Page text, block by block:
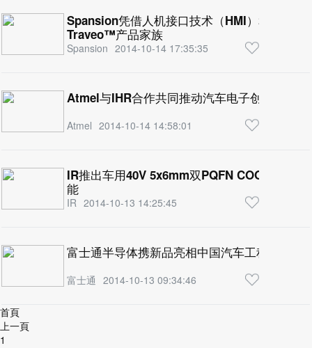
Spansion凭借人机接口技术（HMI）和嵌入
Traveo™产品家族
Spansion 2014-10-14 17:35:35
Atmel与IHR合作共同推动汽车电子创新
Atmel 2014-10-14 14:58:01
IR推出车用40V 5x6mm双PQFN
能
IR 2014-10-13 14:25:45
富士通半导体携新品亮相中国汽车工程学会年
富士通 2014-10-13 09:34:46
首頁
上一頁
1